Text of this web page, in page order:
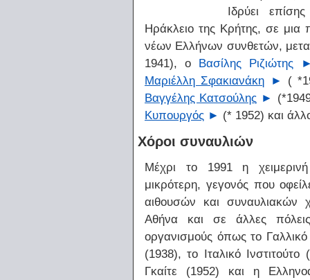
Ιδρύει
Ηράκλειο της Κρήτης, σε
νέων Ελλήνων συνθετών,
1941), ο Βασίλης Ριζιώτης
Μαριέλλη Σφακιανάκη ►
(
Βαγγέλης Κατσούλης ►
Κυπουργός ► (* 1952) και
Χόροι συναυλιών
Μέχρι το 1991 η
μικρότερη, γεγονός που
αιθουσών και συναυλιακών
Αθήνα και σε άλλες πόλεις
οργανισμούς όπως το Γαλλικό
(1938), το Ιταλικό
Γκαίτε (1952) και η